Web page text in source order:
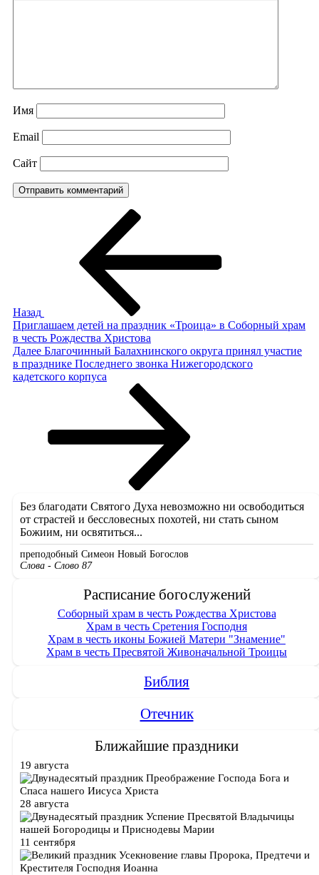
Имя
Email
Сайт
Назад
Приглашаем детей на праздник «Троица» в Соборный храм
в честь Рождества Христова
Следующая
запись
Далее Благочинный Балахнинского округа принял участие
в празднике Последнего звонка Нижегородского
кадетского корпуса
Без благодати Святого Духа невозможно ни освободиться
от страстей и бессловесных похотей, ни стать сыном
Божиим, ни освятиться...
преподобный Симеон Новый Богослов
Слова - Слово 87
Расписание богослужений
Соборный храм в честь Рождества Христова
Храм в честь Сретения Господня
Храм в честь иконы Божией Матери "Знамение"
Храм в честь Пресвятой Живоначальной Троицы
Библия
Отечник
Ближайшие праздники
19 августа
Преображение Господа Бога и
Спаса нашего Иисуса Христа
28 августа
Успение Пресвятой Владычицы
нашей Богородицы и Приснодевы Марии
11 сентября
Усекновение главы Пророка, Предтечи и
Крестителя Господня Иоанна